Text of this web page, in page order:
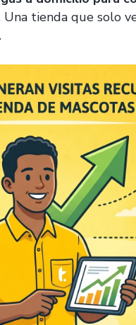
Una tienda que solo